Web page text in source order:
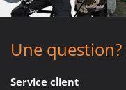
Une question?
Service client